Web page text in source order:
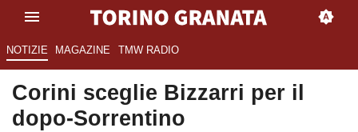
NOTIZIE MAGAZINE TMW RADIO
Corini sceglie Bizzarri per il
dopo-Sorrentino